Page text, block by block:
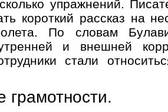
упражнений.
короткий рассказ на
По словам
и внешней
стали
грамотности.